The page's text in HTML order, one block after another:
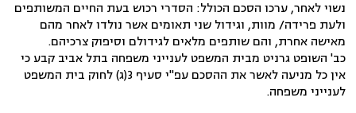
נשוי לאחר, ערכו הסכם הכולל: הסדרי רכוש בעת החיים המשותפים
ולעת פרידה/ מוות, וגידול שני תאומים אשר נולדו לאחר מהם
מאישה אחרת, והם שותפים מלאים לגידולם וסיפוק צרכיהם.
כב' השופט גרניט מבית המשפט לענייני משפחה בתל אביב קבע כי
אין כל מניעה לאשר את ההסכם עפ"י סעיף 3(ג) לחוק בית המשפט
לענייני משפחה.